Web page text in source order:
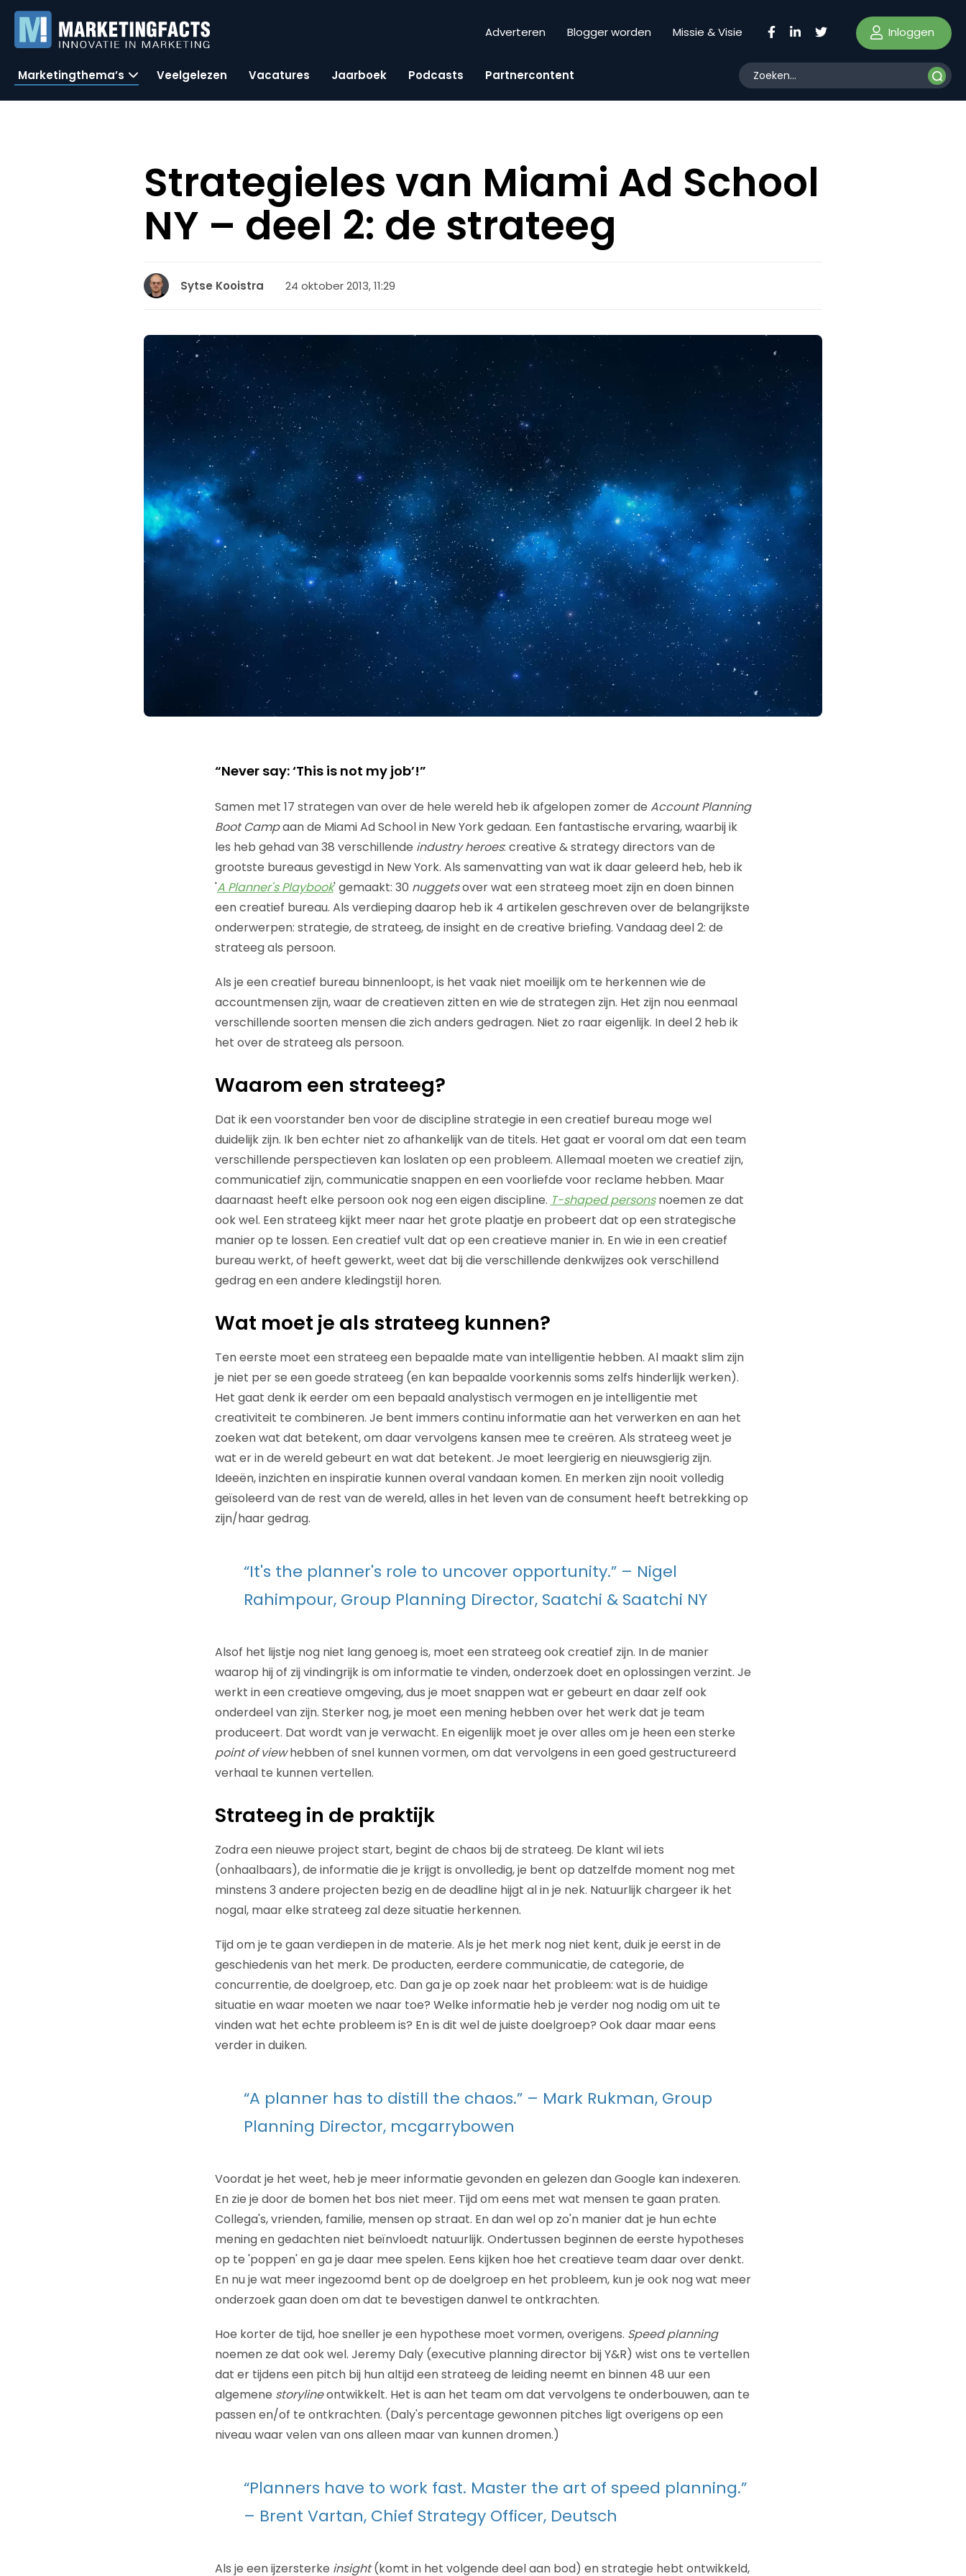
Adverteren Blogger worden Missie & Visie Inloggen
Marketingthema’s Veelgelezen Vacatures Jaarboek Podcasts Partnercontent
Strategieles van Miami Ad School
NY – deel 2: de strateeg
Sytse Kooistra 24 oktober 2013, 11:29
“Never say: ‘This is not my job’!”
Samen met 17 strategen van over de hele wereld heb ik afgelopen zomer de Account Planning
Boot Campaan de Miami Ad School in New York gedaan. Een fantastische ervaring, waarbij ik
les heb gehad van 38 verschillende industry heroes: creative & strategy directors van de
grootste bureaus gevestigd in New York. Als samenvatting van wat ik daar geleerd heb, heb ik
'A Planner's Playbook' gemaakt: 30 nuggetsover wat een strateeg moet zijn en doen binnen
een creatief bureau. Als verdieping daarop heb ik 4 artikelen geschreven over de belangrijkste
onderwerpen: strategie, de strateeg, de insight en de creative briefing. Vandaag deel 2: de
strateeg als persoon.
Als je een creatief bureau binnenloopt, is het vaak niet moeilijk om te herkennen wie de
accountmensen zijn, waar de creatieven zitten en wie de strategen zijn. Het zijn nou eenmaal
verschillende soorten mensen die zich anders gedragen. Niet zo raar eigenlijk. In deel 2 heb ik
het over de strateeg als persoon.
Waarom een strateeg?
Dat ik een voorstander ben voor de discipline strategie in een creatief bureau moge wel
duidelijk zijn. Ik ben echter niet zo afhankelijk van de titels. Het gaat er vooral om dat een team
verschillende perspectieven kan loslaten op een probleem. Allemaal moeten we creatief zijn,
communicatief zijn, communicatie snappen en een voorliefde voor reclame hebben. Maar
daarnaast heeft elke persoon ook nog een eigen discipline. T-shaped personsnoemen ze dat
ook wel. Een strateeg kijkt meer naar het grote plaatje en probeert dat op een strategische
manier op te lossen. Een creatief vult dat op een creatieve manier in. En wie in een creatief
bureau werkt, of heeft gewerkt, weet dat bij die verschillende denkwijzes ook verschillend
gedrag en een andere kledingstijl horen.
Wat moet je als strateeg kunnen?
Ten eerste moet een strateeg een bepaalde mate van intelligentie hebben. Al maakt slim zijn
je niet per se een goede strateeg (en kan bepaalde voorkennis soms zelfs hinderlijk werken).
Het gaat denk ik eerder om een bepaald analystisch vermogen en je intelligentie met
creativiteit te combineren. Je bent immers continu informatie aan het verwerken en aan het
zoeken wat dat betekent, om daar vervolgens kansen mee te creëren. Als strateeg weet je
wat er in de wereld gebeurt en wat dat betekent. Je moet leergierig en nieuwsgierig zijn.
Ideeën, inzichten en inspiratie kunnen overal vandaan komen. En merken zijn nooit volledig
geïsoleerd van de rest van de wereld, alles in het leven van de consument heeft betrekking op
zijn/haar gedrag.
“It's the planner's role to uncover opportunity.” – Nigel
Rahimpour, Group Planning Director, Saatchi & Saatchi NY
Alsof het lijstje nog niet lang genoeg is, moet een strateeg ook creatief zijn. In de manier
waarop hij of zij vindingrijk is om informatie te vinden, onderzoek doet en oplossingen verzint. Je
werkt in een creatieve omgeving, dus je moet snappen wat er gebeurt en daar zelf ook
onderdeel van zijn. Sterker nog, je moet een mening hebben over het werk dat je team
produceert. Dat wordt van je verwacht. En eigenlijk moet je over alles om je heen een sterke
point of viewhebben of snel kunnen vormen, om dat vervolgens in een goed gestructureerd
verhaal te kunnen vertellen.
Strateeg in de praktijk
Zodra een nieuwe project start, begint de chaos bij de strateeg. De klant wil iets
(onhaalbaars), de informatie die je krijgt is onvolledig, je bent op datzelfde moment nog met
minstens 3 andere projecten bezig en de deadline hijgt al in je nek. Natuurlijk chargeer ik het
nogal, maar elke strateeg zal deze situatie herkennen.
Tijd om je te gaan verdiepen in de materie. Als je het merk nog niet kent, duik je eerst in de
geschiedenis van het merk. De producten, eerdere communicatie, de categorie, de
concurrentie, de doelgroep, etc. Dan ga je op zoek naar het probleem: wat is de huidige
situatie en waar moeten we naar toe? Welke informatie heb je verder nog nodig om uit te
vinden wat het echte probleem is? En is dit wel de juiste doelgroep? Ook daar maar eens
verder in duiken.
“A planner has to distill the chaos.” – Mark Rukman, Group
Planning Director, mcgarrybowen
Voordat je het weet, heb je meer informatie gevonden en gelezen dan Google kan indexeren.
En zie je door de bomen het bos niet meer. Tijd om eens met wat mensen te gaan praten.
Collega's, vrienden, familie, mensen op straat. En dan wel op zo'n manier dat je hun echte
mening en gedachten niet beïnvloedt natuurlijk. Ondertussen beginnen de eerste hypotheses
op te 'poppen' en ga je daar mee spelen. Eens kijken hoe het creatieve team daar over denkt.
En nu je wat meer ingezoomd bent op de doelgroep en het probleem, kun je ook nog wat meer
onderzoek gaan doen om dat te bevestigen danwel te ontkrachten.
Hoe korter de tijd, hoe sneller je een hypothese moet vormen, overigens. Speed planning
noemen ze dat ook wel. Jeremy Daly (executive planning director bij Y&R) wist ons te vertellen
dat er tijdens een pitch bij hun altijd een strateeg de leiding neemt en binnen 48 uur een
algemene storylineontwikkelt. Het is aan het team om dat vervolgens te onderbouwen, aan te
passen en/of te ontkrachten. (Daly's percentage gewonnen pitches ligt overigens op een
niveau waar velen van ons alleen maar van kunnen dromen.)
“Planners have to work fast. Master the art of speed planning.”
– Brent Vartan, Chief Strategy Officer, Deutsch
Als je een ijzersterke insight(komt in het volgende deel aan bod) en strategie hebt ontwikkeld,